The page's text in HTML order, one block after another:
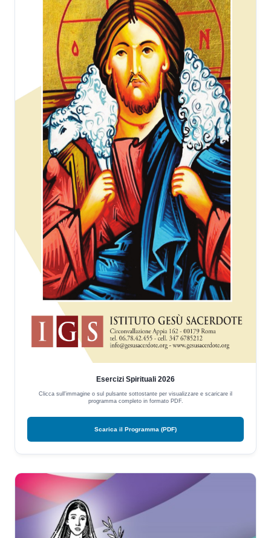
Esercizi Spirituali 2026
Clicca sull'immagine o sul pulsante sottostante per visualizzare e scaricare il
programma completo in formato PDF.
Scarica il Programma (PDF)